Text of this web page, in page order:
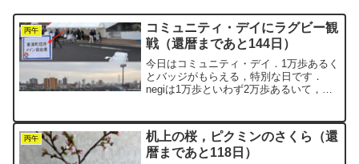
丙午
コミュニティ・デイにラグビー観
戦（還暦まであと144日）
今日はコミュニティ・デイ．1万歩あるく
とバッジがもらえる，特別な日です．
negiは1万歩といわず2万歩あるいて，キ
も観戦しました．豊田自動織機シャトル
ズ愛知のホストゲー...
丙午
机上の桜，ピクミンのさくら（還
暦まであと118日）